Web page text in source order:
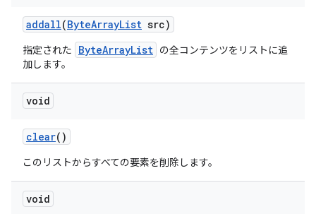
addall(ByteArrayList src)
指定された ByteArrayList の全コンテンツをリストに追
加します。
void
clear()
このリストからすべての要素を削除します。
void